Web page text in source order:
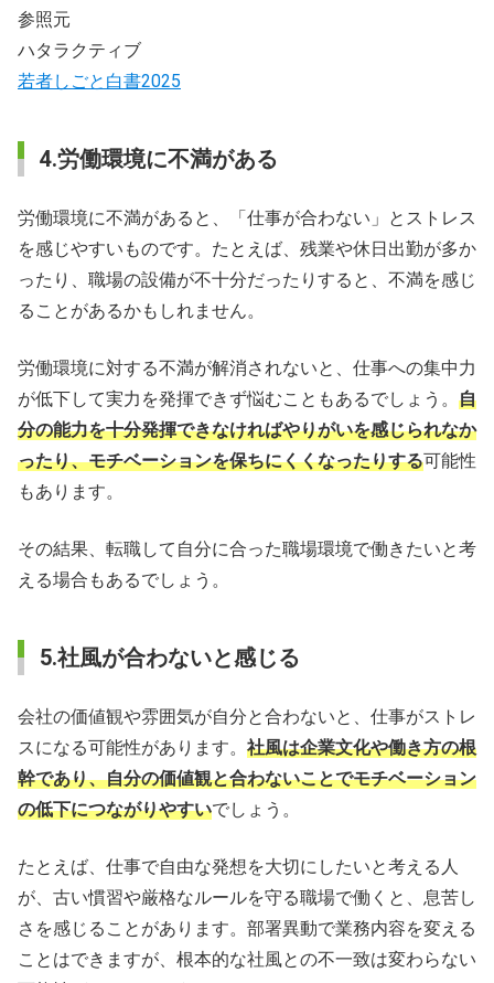
参照元
ハタラクティブ
若者しごと白書2025
4.労働環境に不満がある
労働環境に不満があると、「仕事が合わない」とストレス
を感じやすいものです。たとえば、残業や休日出勤が多か
ったり、職場の設備が不十分だったりすると、不満を感じ
ることがあるかもしれません。
労働環境に対する不満が解消されないと、仕事への集中力
が低下して実力を発揮できず悩むこともあるでしょう。 自
分の能力を十分発揮できなければやりがいを感じられなか
ったり、モチベーションを保ちにくくなったりする可能性
もあります。
その結果、転職して自分に合った職場環境で働きたいと考
える場合もあるでしょう。
5.社風が合わないと感じる
会社の価値観や雰囲気が自分と合わないと、仕事がストレ
スになる可能性があります。 社風は企業文化や働き方の根
幹であり、自分の価値観と合わないことでモチベーション
の低下につながりやすいでしょう。
たとえば、仕事で自由な発想を大切にしたいと考える人
が、古い慣習や厳格なルールを守る職場で働くと、息苦し
さを感じることがあります。部署異動で業務内容を変える
ことはできますが、根本的な社風との不一致は変わらない